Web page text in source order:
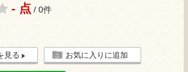
- 点 / 0件
見る お気に入りに追加